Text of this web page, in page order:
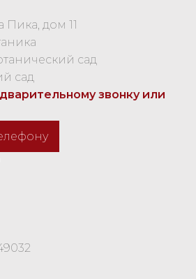
дом 11
сад
сад
звонку или